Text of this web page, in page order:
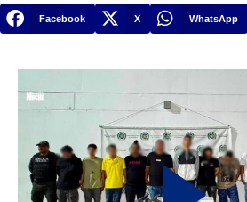
Facebook X WhatsApp